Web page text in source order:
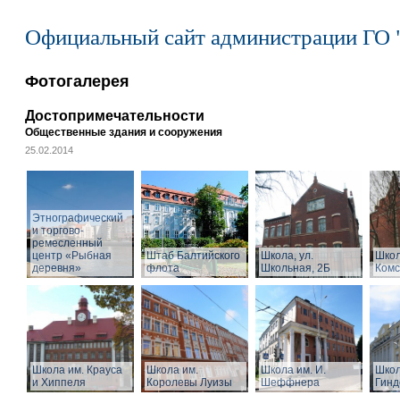
Официальный сайт администрации ГО
Фотогалерея
Достопримечательности
Общественные здания и сооружения
25.02.2014
Этнографический
и торгово-
ремесленный
центр «Рыбная
деревня»
Штаб Балтийского
флота
Школа, ул.
Школьная, 2Б
Школа им. Крауса
и Хиппеля
Школа им.
Королевы Луизы
Школа им. И.
Шеффнера